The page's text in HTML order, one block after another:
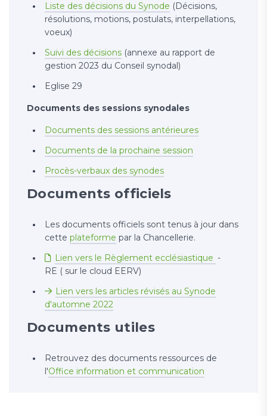
Liste des décisions du Synode (Décisions,
résolutions, motions, postulats, interpellations,
voeux)
Suivi des décisions (annexe au rapport de
gestion 2023 du Conseil synodal)
Eglise 29
Documents des sessions synodales
Documents des sessions antérieures
Documents de la prochaine session
Procès-verbaux des synodes
Documents officiels
Les documents officiels sont tenus à jour dans
cette plateforme par la Chancellerie.
Lien vers le Règlement ecclésiastique -
RE ( sur le cloud EERV)
Lien vers les articles révisés au Synode
d'automne 2022
Documents utiles
Retrouvez des documents ressources de
l'Office information et communication